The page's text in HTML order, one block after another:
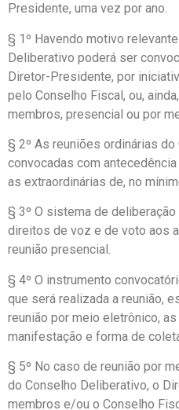
Presidente, uma vez por ano.
§ 1º Havendo motivo
Deliberativo poderá ser
Diretor-Presidente, por
pelo Conselho Fiscal, ou,
membros, presencial ou por
§ 2º As reuniões ordinárias
convocadas com
as extraordinárias de, no
§ 3º O sistema de
direitos de voz e de voto aos
reunião presencial.
§ 4º O instrumento
que será realizada a reunião,
reunião por meio eletrônico,
manifestação e forma de
§ 5º No caso de reunião por
do Conselho Deliberativo, o
membros e/ou o Conselho